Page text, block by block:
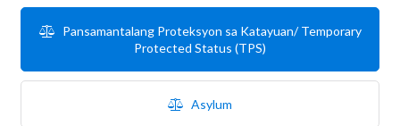
Pansamantalang Proteksyon sa Katayuan/ Temporary
Protected Status (TPS)
Asylum